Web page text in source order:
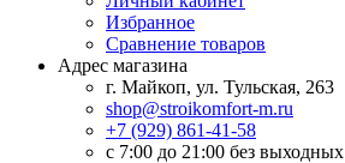
Избранное
Сравнение товаров
Адрес магазина
г. Майкоп, ул. Тульская, 263
shop@stroikomfort-m.ru
+7 (929) 861-41-58
с 7:00 до 21:00 без выходных